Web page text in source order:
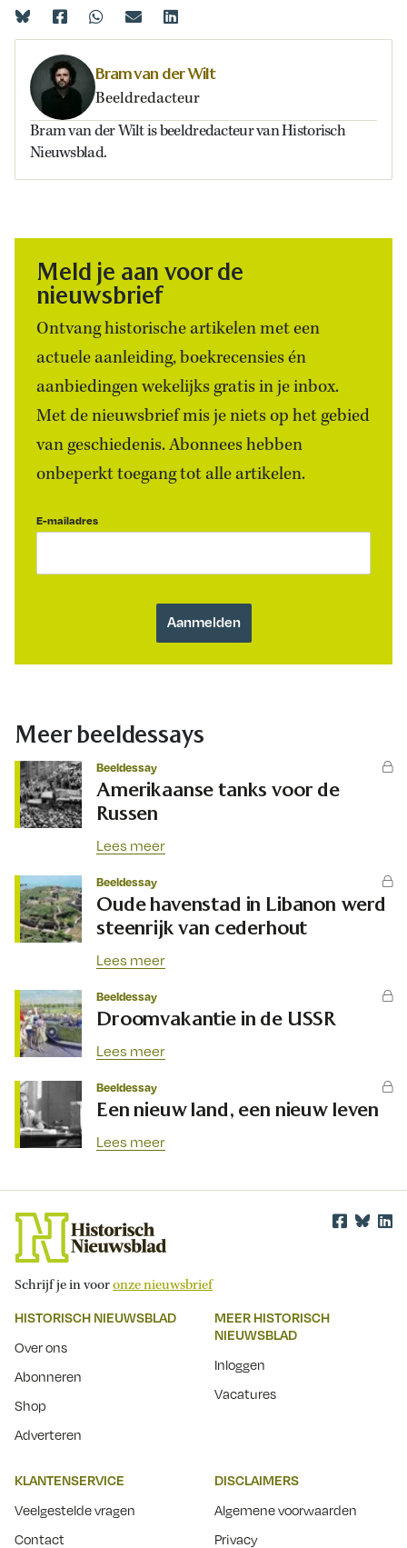
Bram van der Wilt
Beeldredacteur
Bram van der Wilt is beeldredacteur van Historisch
Nieuwsblad.
Meld je aan voor de
nieuwsbrief
Ontvang historische artikelen met een
actuele aanleiding, boekrecensies én
aanbiedingen wekelijks gratis in je inbox.
Met de nieuwsbrief mis je niets op het gebied
van geschiedenis. Abonnees hebben
onbeperkt toegang tot alle artikelen.
E-mailadres
Meer beeldessays
Beeldessay
Amerikaanse tanks voor de
Russen
Lees meer
Beeldessay
Oude havenstad in Libanon werd
steenrijk van cederhout
Lees meer
Beeldessay
Droomvakantie in de USSR
Lees meer
Beeldessay
Een nieuw land, een nieuw leven
Lees meer
Schrijf je in vooronze nieuwsbrief
HISTORISCH NIEUWSBLAD
Over ons
Abonneren
Shop
Adverteren
MEER HISTORISCH
NIEUWSBLAD
Inloggen
Vacatures
KLANTENSERVICE
Veelgestelde vragen
Contact
DISCLAIMERS
Algemene voorwaarden
Privacy